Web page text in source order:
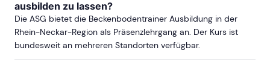
ausbilden zu lassen?
Die ASG bietet die Beckenbodentrainer Ausbildung in der
Rhein-Neckar-Region als Präsenzlehrgang an. Der Kurs ist
bundesweit an mehreren Standorten verfügbar.